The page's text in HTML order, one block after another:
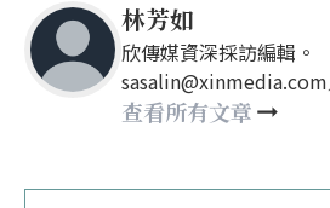
林芳如
欣傳媒資深採訪編輯。
happy21917@gmail.com
查看所有文章